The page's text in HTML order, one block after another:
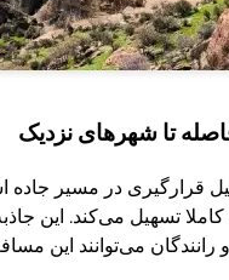
تا شهرهای نزدیک
قرارگیری در مسیر جاده
تسهیل می‌کند. این